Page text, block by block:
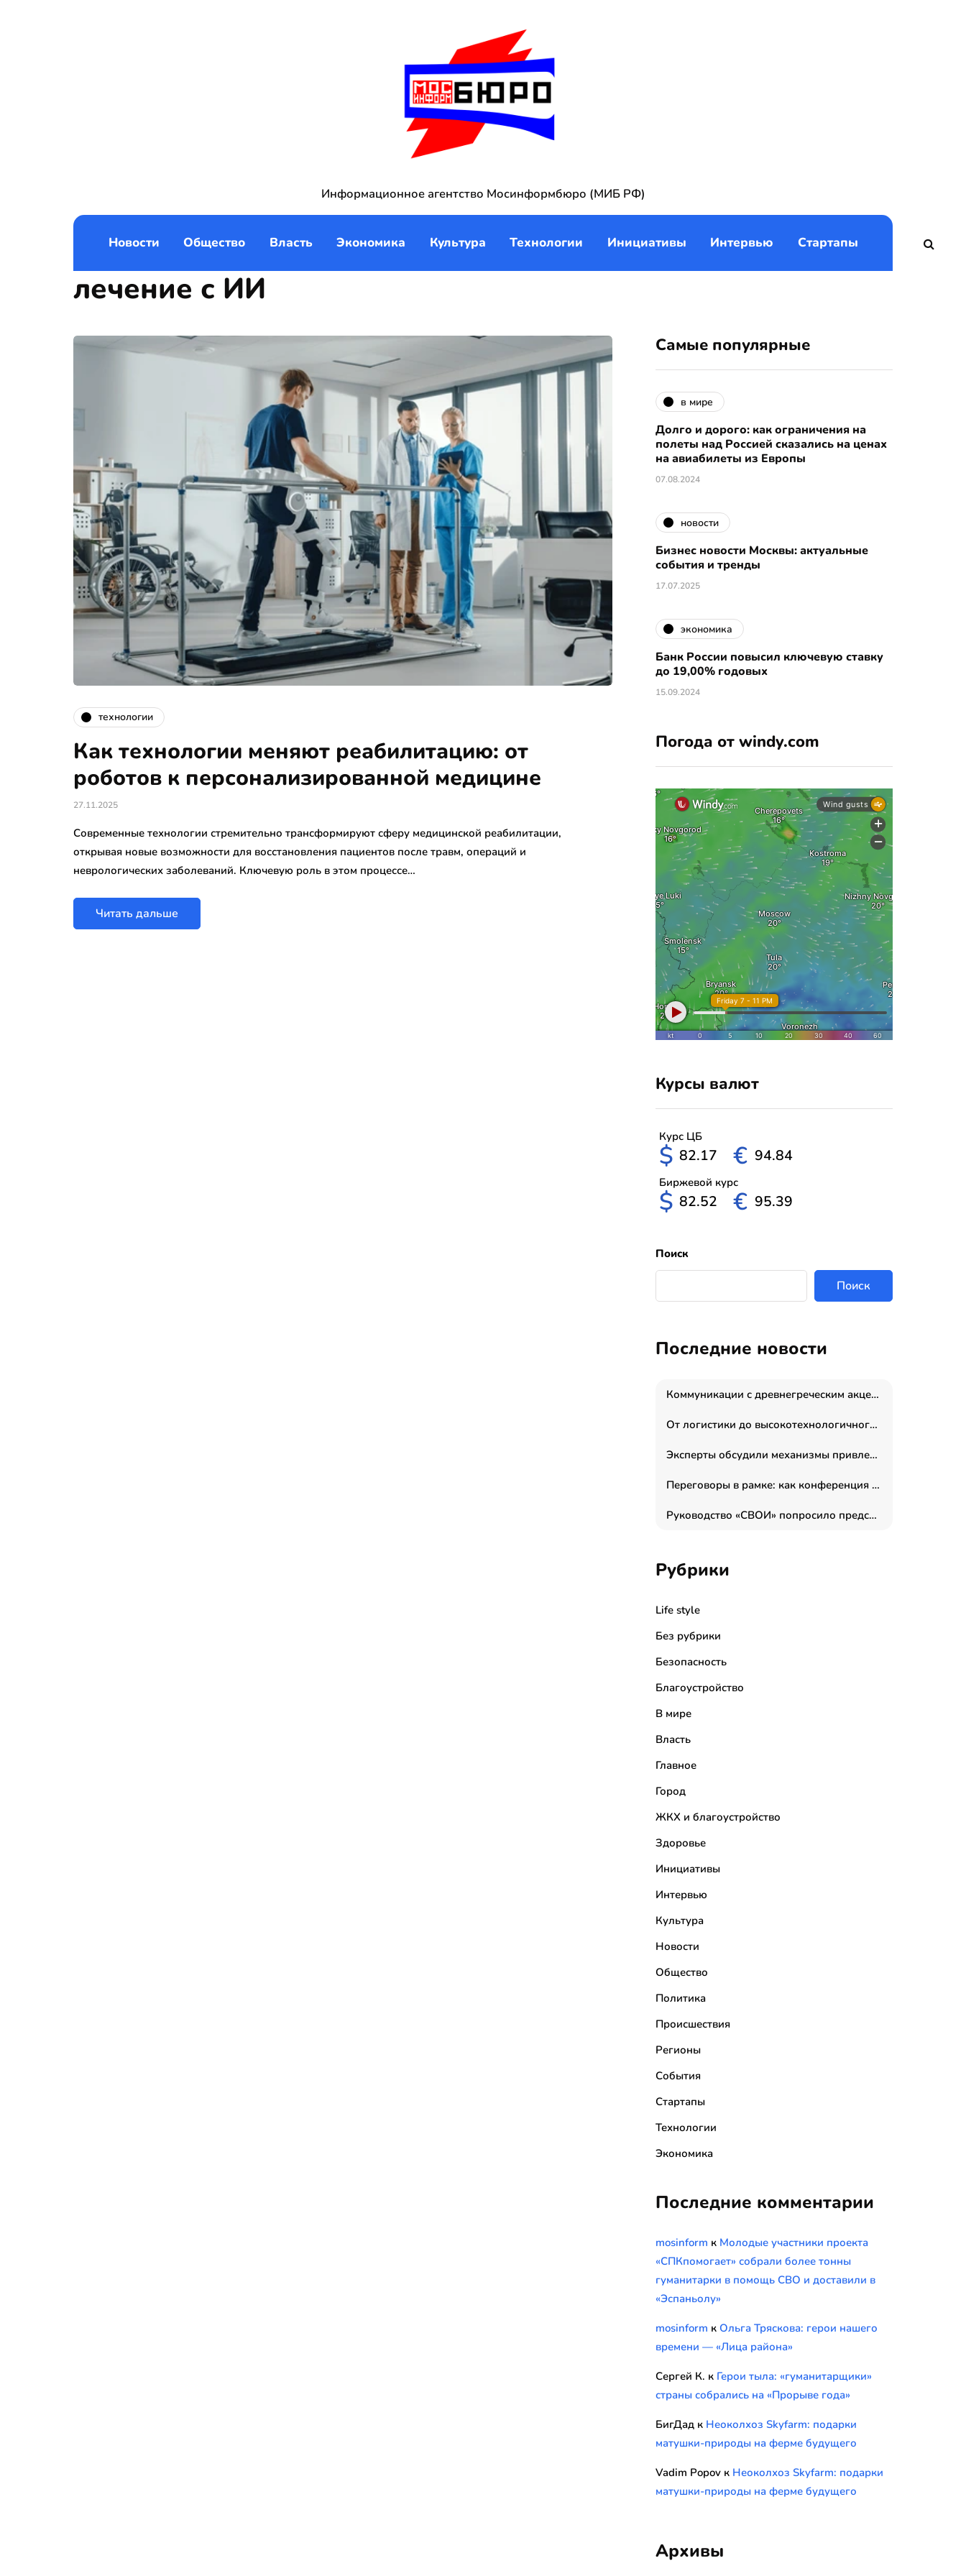
Информационное агентство Мосинформбюро (МИБ РФ)
Новости Общество Власть Экономика Культура Технологии Инициативы Интервью Стартапы
лечение с ИИ
технологии
Как технологии меняют реабилитацию: от
роботов к персонализированной медицине
27.11.2025
Современные технологии стремительно трансформируют сферу медицинской реабилитации,
открывая новые возможности для восстановления пациентов после травм, операций и
неврологических заболеваний. Ключевую роль в этом процессе…
Читать дальше
Самые популярные
в мире
Долго и дорого: как ограничения на
полеты над Россией сказались на ценах
на авиабилеты из Европы
07.08.2024
новости
Бизнес новости Москвы: актуальные
события и тренды
17.07.2025
экономика
Банк России повысил ключевую ставку
до 19,00% годовых
15.09.2024
Погода от windy.com
Курсы валют
Курс ЦБ
$ 82.17 € 94.84
Биржевой курс
$ 82.52 € 95.39
Поиск
Поиск
Последние новости
Коммуникации с древнегреческим акцентом: медиаменеджер и журналист Владимир Дергачев запустил коммуникационное агентство «Сократ 2.0»
От логистики до высокотехнологичного производства: как основатель “гагаринга” выстраивает экосистему безопасности и гражданских БПЛА
Эксперты обсудили механизмы привлечения молодых специалистов в промышленные города
Переговоры в рамке: как конференция «Бизнес как искусство» переформатирует деловой этикет в стенах ТПП РФ
Руководство «СВОИ» попросило председателя СКР дать правовую оценку обысков в тыловом штабе
Рубрики
Life style
Без рубрики
Безопасность
Благоустройство
В мире
Власть
Главное
Город
ЖКХ и благоустройство
Здоровье
Инициативы
Интервью
Культура
Новости
Общество
Политика
Происшествия
Регионы
События
Стартапы
Технологии
Экономика
Последние комментарии
mosinform к Молодые участники проекта
«СПКпомогает» собрали более тонны
гуманитарки в помощь СВО и доставили в
«Эспаньолу»
mosinform к Ольга Тряскова: герои нашего
времени — «Лица района»
Сергей К. к Герои тыла: «гуманитарщики»
страны собрались на «Прорыве года»
БигДад к Неоколхоз Skyfarm: подарки
матушки-природы на ферме будущего
Vadim Popov к Неоколхоз Skyfarm: подарки
матушки-природы на ферме будущего
Архивы